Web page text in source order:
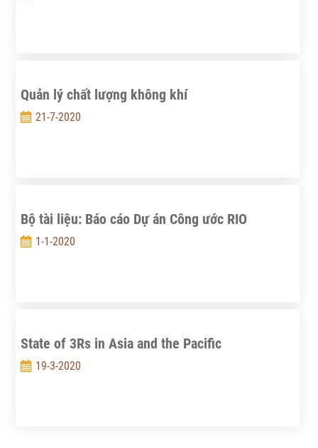
Quản lý chất lượng không khí
21-7-2020
Bộ tài liệu: Báo cáo Dự án Công ước RIO
1-1-2020
State of 3Rs in Asia and the Pacific
19-3-2020